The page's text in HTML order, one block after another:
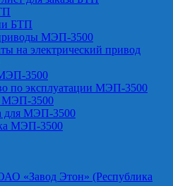
БТП
МЭП-3500
на электрический привод
3500
по эксплуатации МЭП-3500
МЭП-3500
для МЭП-3500
МЭП-3500
«Завод Этон» (Республика